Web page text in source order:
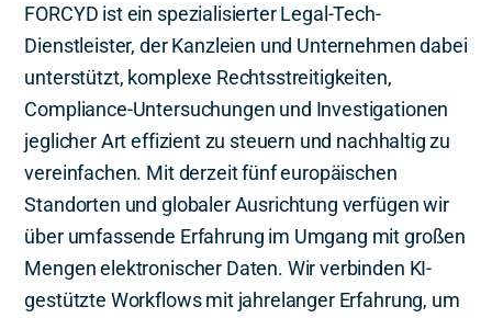
FORCYD ist ein spezialisierter Legal-Tech-
Dienstleister, der Kanzleien und Unternehmen dabei
unterstützt, komplexe Rechtsstreitigkeiten,
Compliance-Untersuchungen und Investigationen
jeglicher Art effizient zu steuern und nachhaltig zu
vereinfachen. Mit derzeit fünf europäischen
Standorten und globaler Ausrichtung verfügen wir
über umfassende Erfahrung im Umgang mit großen
Mengen elektronischer Daten. Wir verbinden KI-
gestützte Workflows mit jahrelanger Erfahrung, um